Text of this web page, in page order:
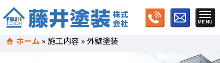
ホーム »施工内容 »外壁塗装